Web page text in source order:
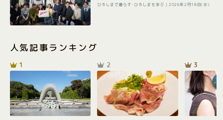
ひろしまで暮らす･ひろしまを学ぶ | 2026年2月18日(水)
人気記事ランキング
1 2 3